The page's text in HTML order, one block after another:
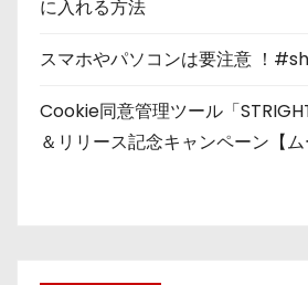
に入れる方法
スマホやパソコンは要注意 ！
Cookie同意管理ツール「
＆リリース記念キャンペーン【ム